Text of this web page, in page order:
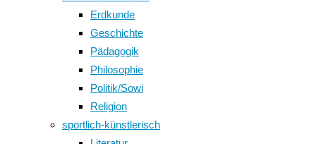
Erdkunde
Geschichte
Pädagogik
Philosophie
Politik/Sowi
Religion
sportlich-künstlerisch